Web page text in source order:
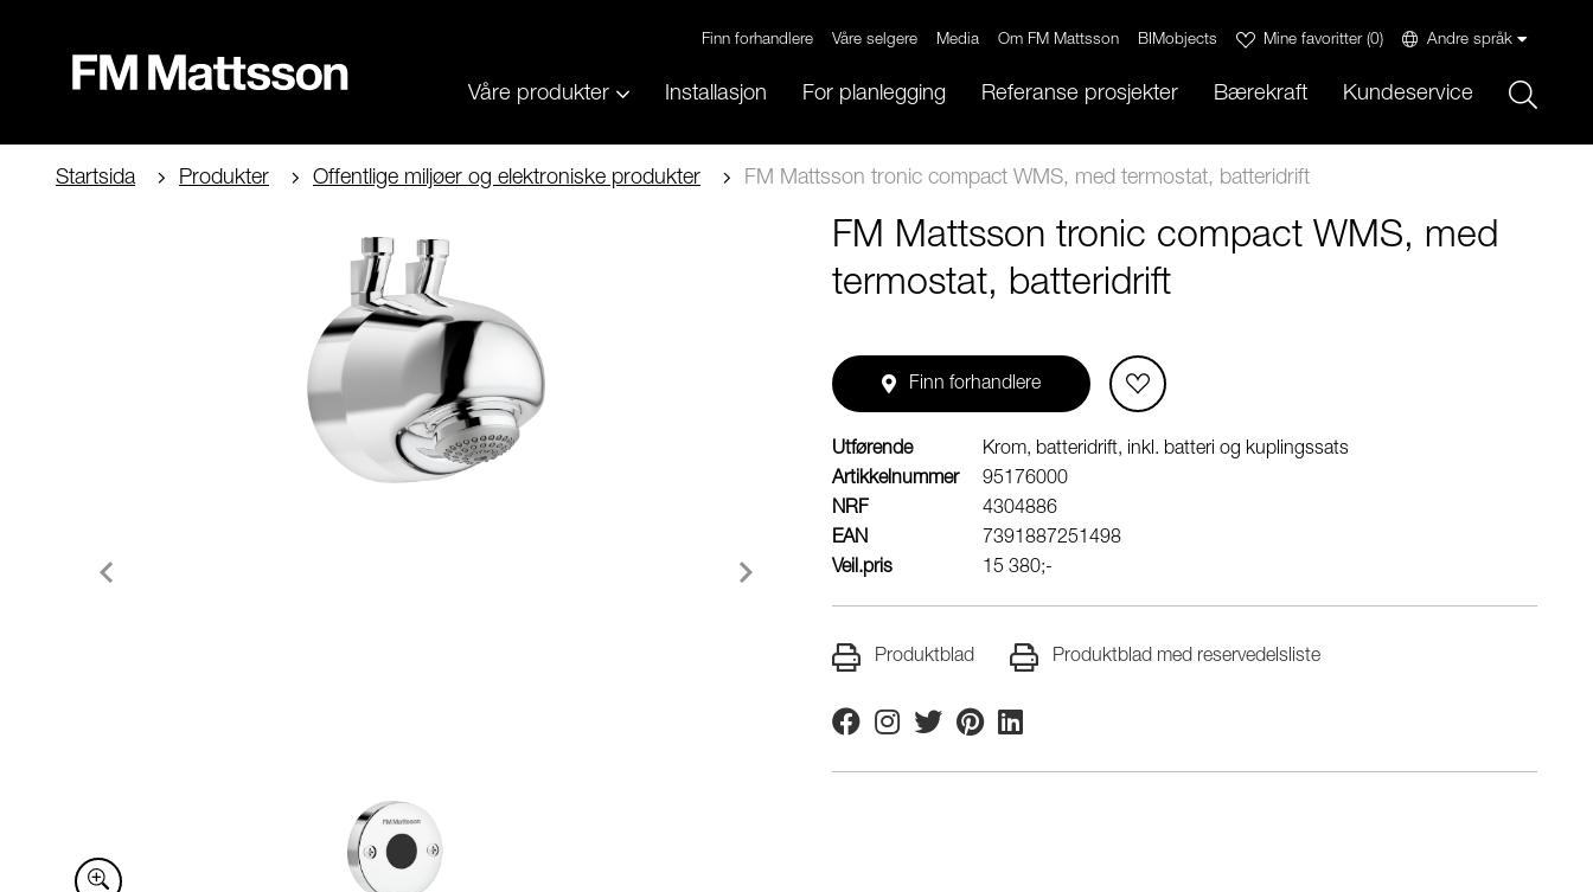
Finn forhandlere Våre selgere Media Om FM Mattsson BIMobjects Mine favoritter(0) Andre språk
Våre produkter Installasjon For planlegging Referanse prosjekter Bærekraft Kundeservice
Startsida Produkter Offentlige miljøer og elektroniske produkter FM Mattsson tronic compact WMS, med termostat, batteridrift
FM Mattsson tronic compact WMS, med
termostat, batteridrift
Finn forhandlere
Utførende
Krom, batteridrift, inkl. batteri og kuplingssats
Artikkelnummer
95176000
NRF
4304886
EAN
7391887251498
Veil.pris
15 380;-
Produktblad Produktblad med reservedelsliste
FacebookInstagram
TwitterPinterestLinkedin